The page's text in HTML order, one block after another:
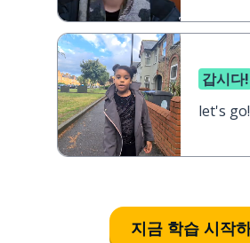
갑시다!
let's go!
지금 학습 시작